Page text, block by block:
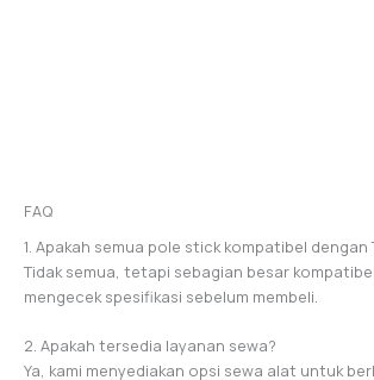
FAQ
1. Apakah semua pole stick kompatibel
Tidak semua, tetapi sebagian besar
mengecek spesifikasi sebelum membeli.
2. Apakah tersedia layanan sewa?
Ya, kami menyediakan opsi sewa alat untuk